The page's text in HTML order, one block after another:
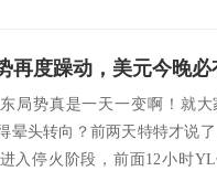
再度躁动，美元今晚必
东局势真是一天一变啊！就
晕头转向？前两天特特才说
入停火阶段，前面12小时